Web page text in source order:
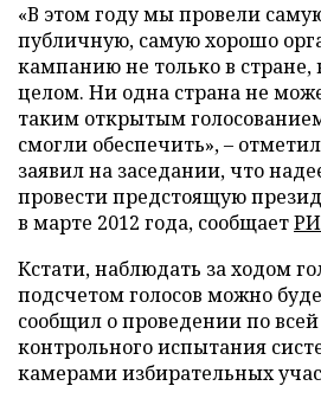
«В этом году мы провели
публичную, самую хорошо
кампанию не только в стране,
целом. Ни одна страна не
таким открытым
смогли обеспечить», –
заявил на заседании, что
провести предстоящую
в марте 2012 года, сообщает
Кстати, наблюдать за ходом
подсчетом голосов можно
сообщил о проведении по
контрольного испытания
камерами избирательных